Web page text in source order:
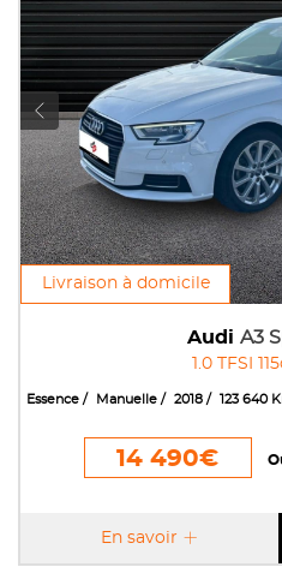
Livraison à domicile
Audi A3
1.0 TFSI
Essence Manuelle 2018 123 640
14 490€
En savoir